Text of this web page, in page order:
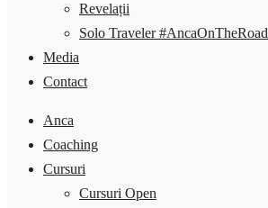
Revelații
Solo Traveler #AncaOnTheRoad
Media
Contact
Anca
Coaching
Cursuri
Cursuri Open